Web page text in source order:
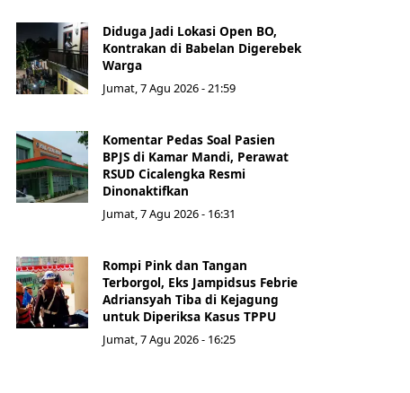
Diduga Jadi Lokasi Open BO,
Kontrakan di Babelan Digerebek
Warga
Jumat, 7 Agu 2026 - 21:59
Komentar Pedas Soal Pasien
BPJS di Kamar Mandi, Perawat
RSUD Cicalengka Resmi
Dinonaktifkan
Jumat, 7 Agu 2026 - 16:31
Rompi Pink dan Tangan
Terborgol, Eks Jampidsus Febrie
Adriansyah Tiba di Kejagung
untuk Diperiksa Kasus TPPU
Jumat, 7 Agu 2026 - 16:25